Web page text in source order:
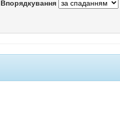
Впорядкування